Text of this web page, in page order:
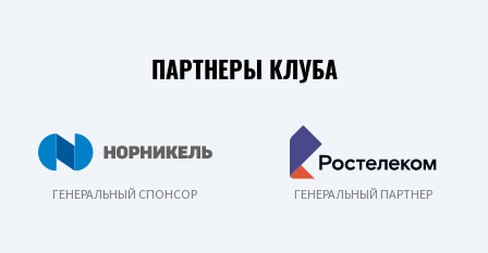
ПАРТНЕРЫ КЛУБА
ГЕНЕРАЛЬНЫЙ СПОНСОР ГЕНЕРАЛЬНЫЙ ПАРТНЕР